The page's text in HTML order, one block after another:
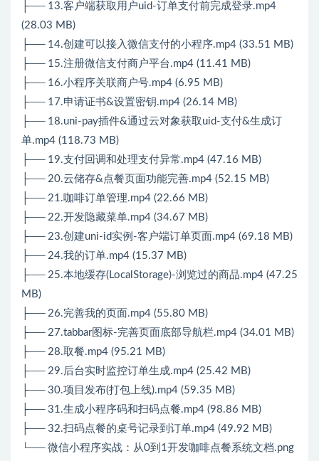
├── 13.客户端获取用户uid-订单支付前完成登录.mp4
(28.03 MB)
├── 14.创建可以接入微信支付的小程序.mp4 (33.51 MB)
├── 15.注册微信支付商户平台.mp4 (11.41 MB)
├── 16.小程序关联商户号.mp4 (6.95 MB)
├── 17.申请证书&设置密钥.mp4 (26.14 MB)
├── 18.uni-pay插件&通过云对象获取uid-支付&生成订
单.mp4 (118.73 MB)
├── 19.支付回调和处理支付异常.mp4 (47.16 MB)
├── 20.云储存&点餐页面功能完善.mp4 (52.15 MB)
├── 21.咖啡订单管理.mp4 (22.66 MB)
├── 22.开发隐藏菜单.mp4 (34.67 MB)
├── 23.创建uni-id实例-客户端订单页面.mp4 (69.18 MB)
├── 24.我的订单.mp4 (15.37 MB)
├── 25.本地缓存(LocalStorage)-浏览过的商品.mp4 (47.25
MB)
├── 26.完善我的页面.mp4 (55.80 MB)
├── 27.tabbar图标-完善页面底部导航栏.mp4 (34.01 MB)
├── 28.取餐.mp4 (95.21 MB)
├── 29.后台实时监控订单生成.mp4 (25.42 MB)
├── 30.项目发布(打包上线).mp4 (59.35 MB)
├── 31.生成小程序码和扫码点餐.mp4 (98.86 MB)
├── 32.扫码点餐的桌号记录到订单.mp4 (49.92 MB)
└── 微信小程序实战：从0到1开发咖啡点餐系统文档.png